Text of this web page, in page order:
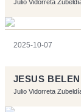
Julio Vidorreta
2025-10-07
JESUS
Julio Vidorreta